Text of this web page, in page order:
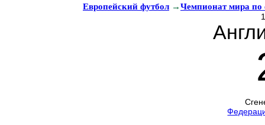
Европейский футбол →Чемпионат мира по